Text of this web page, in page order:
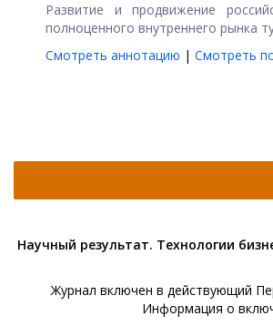
Развитие и продвижение
полноценного внутреннего рынка
Смотреть аннотацию | Смотреть
Научный результат. Технологии
Журнал включен в действующий
Информация о